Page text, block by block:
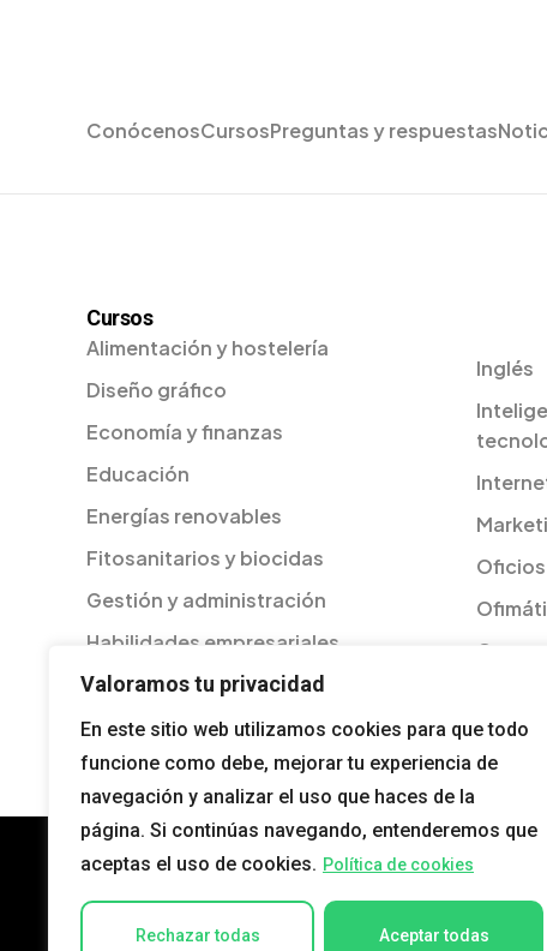
Valoramos tu privacidad
En este sitio web utilizamos cookies para que todo
funcione como debe, mejorar tu experiencia de
navegación y analizar el uso que haces de la
página. Si continúas navegando, entenderemos que
aceptas el uso de cookies. Política de cookies
Rechazar todas Aceptar todas
ConócenosCursosPreguntas y respuestas
Cursos
Alimentación y hostelería
Diseño gráfico
Economía y finanzas
Educación
Energías renovables
Fitosanitarios y biocidas
Gestión y administración
Habilidades empresariales
Igualdad
Inglés
Oficios
Otros